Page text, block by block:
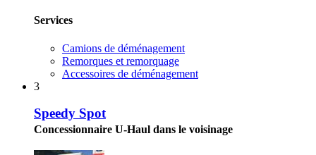
Services
Camions de déménagement
Remorques et remorquage
Accessoires de déménagement
3
Speedy Spot
Concessionnaire U-Haul dans le voisinage